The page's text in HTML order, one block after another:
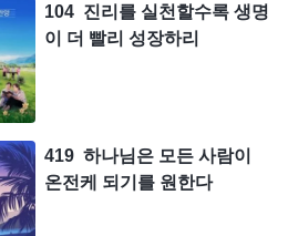
104 진리를 실천할수록 생명
이 더 빨리 성장하리
419 하나님은 모든 사람이
온전케 되기를 원한다